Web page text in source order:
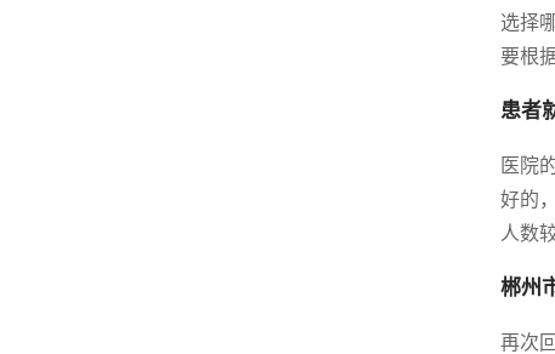
选择
要根
患者
医院
好的
人数
郴州
再次